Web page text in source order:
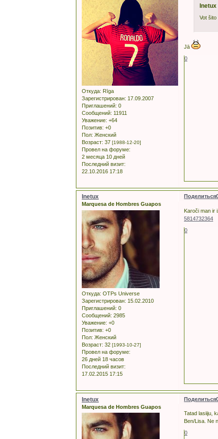
Откуда: Rīga
Зарегистрирован: 17.09.2007
Приглашений: 0
Сообщений: 11911
Уважение: +64
Позитив: +0
Пол: Женский
Возраст: 37 [1988-12-20]
Провел на форуме:
2 месяца 10 дней
Последний визит:
22.10.2016 17:18
Vot
Jā
0
Поделиться
Inetux
Marquesa de Hombres Guapos
Откуда: OTPs Universe
Зарегистрирован: 15.02.2010
Приглашений: 0
Сообщений: 2985
Уважение: +0
Позитив: +0
Пол: Женский
Возраст: 32 [1993-10-27]
Провел на форуме:
26 дней 18 часов
Последний визит:
17.02.2015 17:15
Karoči man ir
5814732364
0
Поделиться
Inetux
Marquesa de Hombres Guapos
Tatad lasiiju,
Ben/Lisa. Ne
0